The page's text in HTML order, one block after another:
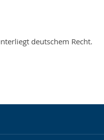
deutschem Recht.